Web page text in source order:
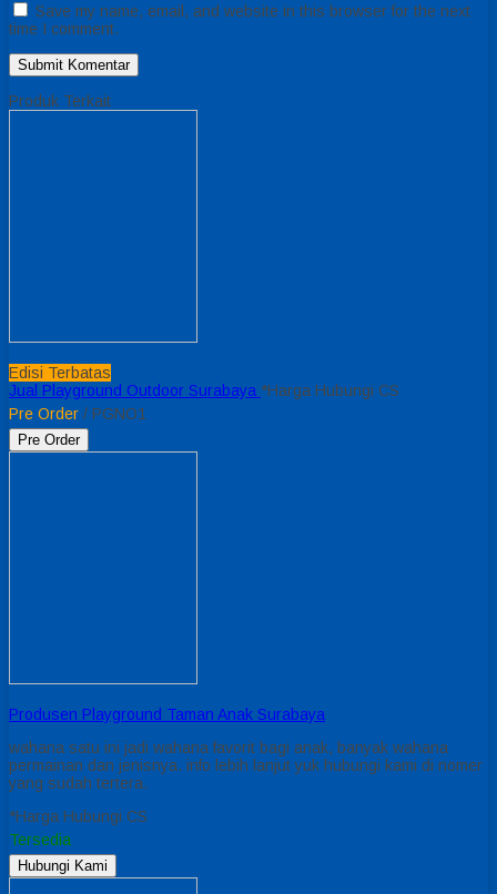
Save my name, email, and website in this browser for the next
time I comment.
Produk Terkait
Edisi Terbatas
Jual Playground Outdoor Surabaya *Harga Hubungi CS
Pre Order / PGNO1
Pre Order
Produsen Playground Taman Anak Surabaya
wahana satu ini jadi wahana favorit bagi anak, banyak wahana
permainan dan jenisnya. info lebih lanjut yuk hubungi kami di nomer
yang sudah tertera.
*Harga Hubungi CS
Tersedia
Hubungi Kami